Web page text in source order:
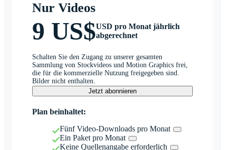
Nur Videos
9 US$USD pro Monat jährlich
abgerechnet
Schalten Sie den Zugang zu unserer gesamten
Sammlung von Stockvideos und Motion Graphics frei,
die für die kommerzielle Nutzung freigegeben sind.
Bilder nicht enthalten.
Jetzt abonnieren
Plan beinhaltet:
Fünf Video-Downloads pro Monat
Ein Paket pro Monat
Keine Quellenangabe erforderlich